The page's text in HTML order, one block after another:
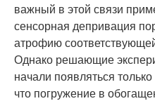
важный в этой связи
сенсорная депривация
атрофию
Однако решающие
начали появляться
что погружение в